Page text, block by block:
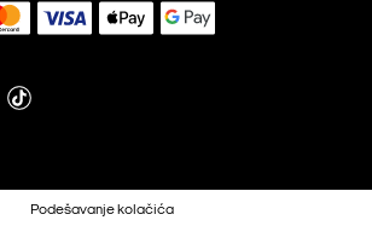
Podešavanje kolačića